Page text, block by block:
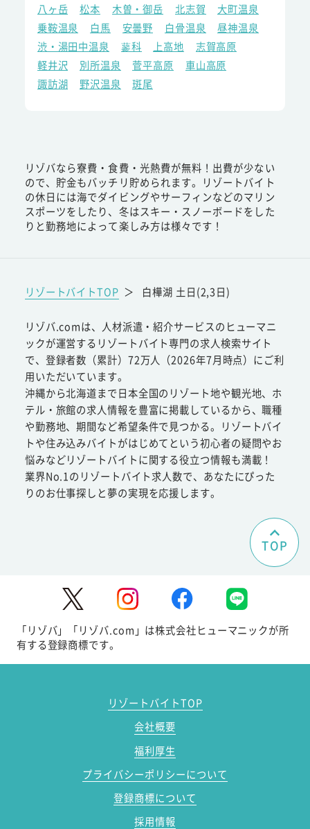
八ヶ岳
松本 木曽・御岳 北志賀
大町温泉
乗鞍温泉
白馬 安曇野 白骨温泉
昼神温泉
渋・湯田中温泉
蓼科 上高地
志賀高原
軽井沢
別所温泉 菅平高原
車山高原
諏訪湖
野沢温泉 斑尾
リゾバなら寮費・食費・光熱費が無料！出費が少ない
ので、貯金もバッチリ貯められます。リゾートバイト
の休日には海でダイビングやサーフィンなどのマリン
スポーツをしたり、冬はスキー・スノーボードをした
りと勤務地によって楽しみ方は様々です！
リゾートバイトTOP ＞ 白樺湖 土日(2,3日)
リゾバ.comは、人材派遣・紹介サービスのヒューマニ
ックが運営するリゾートバイト専門の求人検索サイト
で、登録者数（累計）72万人（2026年7月時点）にご利
用いただいています。
沖縄から北海道まで日本全国のリゾート地や観光地、ホ
テル・旅館の求人情報を豊富に掲載しているから、職種
や勤務地、期間など希望条件で見つかる。リゾートバイ
トや住み込みバイトがはじめてという初心者の疑問やお
悩みなどリゾートバイトに関する役立つ情報も満載！
業界No.1のリゾートバイト求人数で、あなたにぴった
りのお仕事探しと夢の実現を応援します。
TOP
「リゾバ」「リゾバ.com」は株式会社ヒューマニックが所
有する登録商標です。
リゾートバイトTOP
会社概要
福利厚生
プライバシーポリシーについて
登録商標について
採用情報